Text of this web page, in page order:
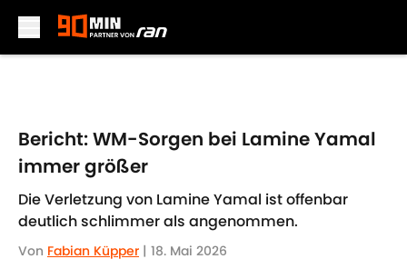
Bericht: WM-Sorgen bei Lamine Yamal
immer größer
Die Verletzung von Lamine Yamal ist offenbar
deutlich schlimmer als angenommen.
Von Fabian Küpper | 18. Mai 2026